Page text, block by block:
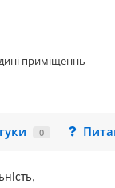
приміщеннь
0